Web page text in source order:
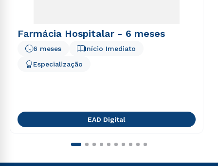
Farmácia Hospitalar - 6 meses
Início Imediato
6 meses
Especialização
EAD Digital